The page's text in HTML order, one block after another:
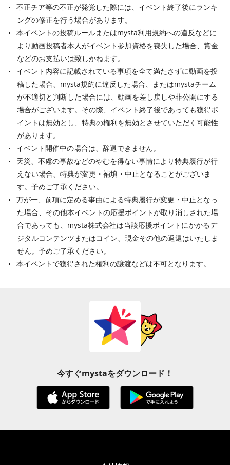
不正チア等の不正が発覚した際には、イベント終了後にランキ
ングの修正を行う場合があります。
本イベントの投稿ルールまたはmysta利用規約への違反などに
より動画投稿者本人がイベント参加資格を喪失した場合、賞金
などのお支払いは致しかねます。
イベント内容に記載されている事項を全て満たさずに動画を投
稿した場合、mysta規約に違反した場合、またはmystaチーム
が不適切と判断した場合には、動画を差し戻しや非公開にする
場合がございます。その際、イベント終了後であっても獲得ポ
イントは無効とし、特典の権利を無効とさせていただく可能性
があります。
イベント開催中の場合は、辞退できません。
天災、不慮の事故などのやむを得ない事情により特典履行が行
えない場合、特典が変更・補填・中止となることがございま
す。予めご了承ください。
万が一、前項に定める事由による特典履行が変更・中止となっ
た場合、その他本イベントの応援ポイントが取り消しされた場
合であっても、mysta株式会社は当該応援ポイントにかかるデ
ジタルコンテンツまたはコイン、現金その他の返還はいたしま
せん。予めご了承ください。
本イベントで獲得された権利の譲渡などは不可となります。
今すぐmystaをダウンロード！